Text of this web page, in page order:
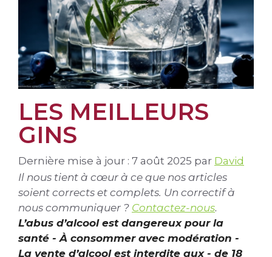
LES MEILLEURS
GINS
Dernière mise à jour : 7 août 2025 par David
Il nous tient à cœur à ce que nos articles
soient corrects et complets. Un correctif à
nous communiquer ? Contactez-nous.
L’abus d’alcool est dangereux pour la
santé - À consommer avec modération -
La vente d’alcool est interdite aux - de 18